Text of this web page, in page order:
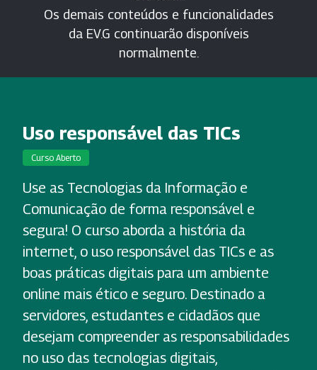
Os demais conteúdos e funcionalidades
da EV.G continuarão disponíveis
normalmente.
Uso responsável das TICs
Curso Aberto
Use as Tecnologias da Informação e
Comunicação de forma responsável e
segura! O curso aborda a história da
internet, o uso responsável das TICs e as
boas práticas digitais para um ambiente
online mais ético e seguro. Destinado a
servidores, estudantes e cidadãos que
desejam compreender as responsabilidades
no uso das tecnologias digitais,